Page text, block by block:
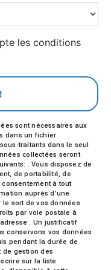
les conditions
sont nécessaires aux
dans un fichier
traitants dans le seul
collectées seront
. Vous disposez de
de portabilité, de
à tout
auprès d’une
le sort de vos données
par voie postale à
. Un justificatif
conservons vos données
pendant la durée de
de gestion des
sur la liste